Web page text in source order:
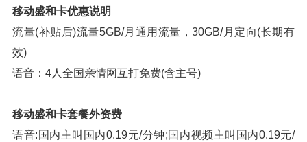
移动盛和卡优惠说明
流量(补贴后)流量5GB/月通用流量，30GB/月定向(长期有
效)
语音：4人全国亲情网互打免费(含主号)
移动盛和卡套餐外资费
语音:国内主叫国内0.19元/分钟;国内视频主叫国内0.19元/